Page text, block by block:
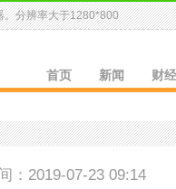
。分辨率大于1280*800
首页 新闻 财经
：2019-07-23 09:14